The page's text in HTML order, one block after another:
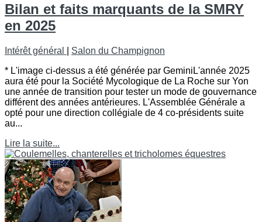
Bilan et faits marquants de la SMRY
en 2025
Intérêt général
Salon du Champignon
* L'image ci-dessus a été générée par GeminiL'année 2025
aura été pour la Société Mycologique de La Roche sur Yon
une année de transition pour tester un mode de gouvernance
différent des années antérieures. L'Assemblée Générale a
opté pour une direction collégiale de 4 co-présidents suite
au...
Lire la suite...